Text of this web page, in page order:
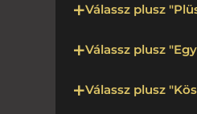
Válassz plusz
Válassz plusz
Válassz plusz